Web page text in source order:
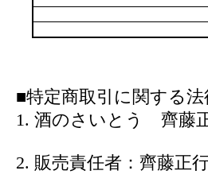
■特定商取引に関する
1. 酒のさいとう 齊藤
2. 販売責任者：齊藤正